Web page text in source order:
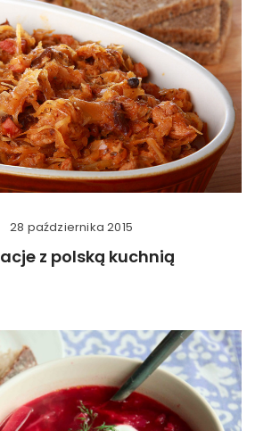
28 października 2015
z polską kuchnią